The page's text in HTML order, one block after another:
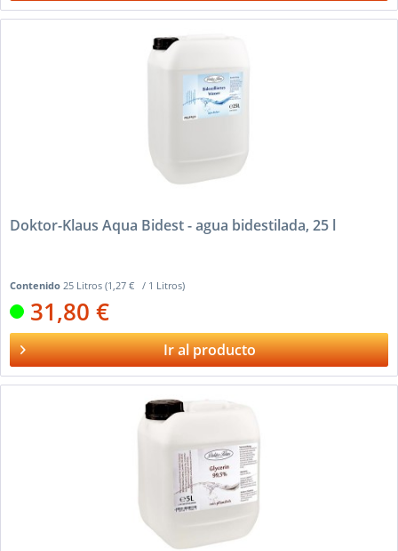
Doktor-Klaus Aqua Bidest - agua bidestilada, 25 l
Contenido25 Litros(1,27 € / 1 Litros)
31,80 €
Ir al producto